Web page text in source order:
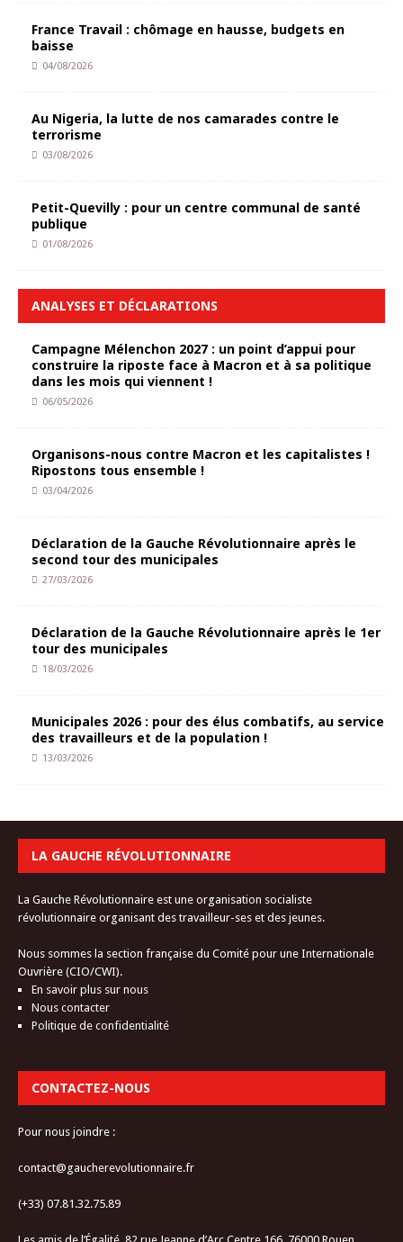
France Travail : chômage en hausse, budgets en
baisse
04/08/2026
Au Nigeria, la lutte de nos camarades contre le
terrorisme
03/08/2026
Petit-Quevilly : pour un centre communal de santé
publique
01/08/2026
ANALYSES ET DÉCLARATIONS
Campagne Mélenchon 2027 : un point d’appui pour
construire la riposte face à Macron et à sa politique
dans les mois qui viennent !
06/05/2026
Organisons-nous contre Macron et les capitalistes !
Ripostons tous ensemble !
03/04/2026
Déclaration de la Gauche Révolutionnaire après le
second tour des municipales
27/03/2026
Déclaration de la Gauche Révolutionnaire après le 1er
tour des municipales
18/03/2026
Municipales 2026 : pour des élus combatifs, au service
des travailleurs et de la population !
13/03/2026
LA GAUCHE RÉVOLUTIONNAIRE
La Gauche Révolutionnaire est une organisation socialiste
révolutionnaire organisant des travailleur-ses et des jeunes.
Nous sommes la section française du Comité pour une Internationale
Ouvrière (CIO/CWI).
En savoir plus sur nous
Nous contacter
Politique de confidentialité
CONTACTEZ-NOUS
Pour nous joindre :
contact@gaucherevolutionnaire.fr
(+33) 07.81.32.75.89